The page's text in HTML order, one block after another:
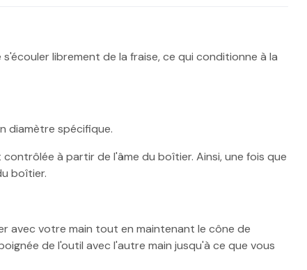
librement de la fraise, ce qui conditionne à la
diamètre spécifique.
à partir de l'âme du boîtier. Ainsi, une fois que
boîtier.
avec votre main tout en maintenant le cône de
de l'outil avec l'autre main jusqu'à ce que vous